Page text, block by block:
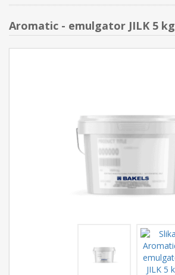
Aromatic - emulgator JILK 5 kg